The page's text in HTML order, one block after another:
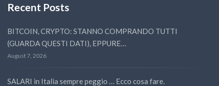
Recent Posts
BITCOIN, CRYPTO: STANNO COMPRANDO TUTTI
(GUARDA QUESTI DATI), EPPURE…
August 7, 2026
SALARI in Italia sempre peggio … Ecco cosa fare.